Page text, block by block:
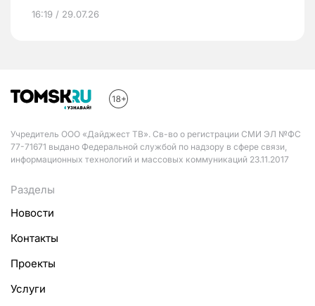
16:19 / 29.07.26
Учредитель ООО «Дайджест ТВ». Св-во о регистрации СМИ ЭЛ №ФС
77-71671 выдано Федеральной службой по надзору в сфере связи,
информационных технологий и массовых коммуникаций 23.11.2017
Разделы
Новости
Контакты
Проекты
Услуги